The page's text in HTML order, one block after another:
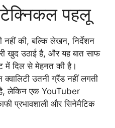
पहलू
नहीं की, बल्कि लेखन, निर्देशन
खुद उठाई है, और यह बात साफ
में दिल से मेहनत की है।
उतनी ग्रैंड नहीं लगती
है, लेकिन एक YouTuber
प्रभावशाली और सिनेमैटिक